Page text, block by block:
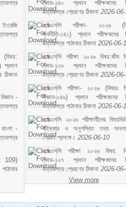
প্রধান
ঠিকানা
-
-
109)
কোড-১৪০ প্রধান পরীক্ষকদের
উত্তরপত্র প্রেরণের ঠিকানা 2026-
এসএসসি পরীক্ষা- ২০২৬
অর্থনীতি-১৪১) প্রধান পরীক্ষকদের
উত্তরপত্র পাঠাবার ঠিকানা 2026-06-
এসএসসি পরীক্ষা ২০২৬ বিষয়:জীব
কোড-১৩৮ প্রধান পরীক্ষকদের
উত্তরপত্র প্রেরণের ঠিকানা 2026-
এসএসসি পরীক্ষা- ২০২৬ (বিষয়ঃ
বিজ্ঞান-১৪৬) প্রধান পরীক্ষকদের
উত্তরপত্র পাঠাবার ঠিকানা 2026-06-
এসএসসি ২০২৬ পরীক্ষার্থীদের
বহিষ্কার ও অনুপস্থিত তথ্য
প্রেরণ প্রসঙ্গে। 2026-06-10
এসএসসি পরীক্ষা ২০২৬ বিষয়:
কোড-১২৭ প্রধান পরীক্ষকদের
উত্তরপত্র প্রেরণের ঠিকানা 2026-
View more